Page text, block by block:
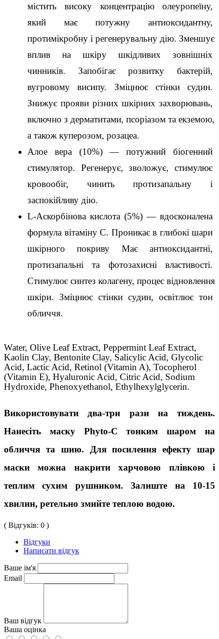
містить високу концентрацію олеуропеїну,
який має потужну антиоксидантну,
протимікробну і регенерувальну дію. Зменшує
вплив на шкіру шкідливих зовнішніх
чинників. Запобігає розвитку бактерій,
вугровому висипу. Зміцнює стінки судин.
Знижує прояви різних шкірних захворювань,
включно з дерматитами, псоріазом та екземою,
а також куперозом, розацеа.
Алое вера (10%) — потужний біогенний
стимулятор. Регенерує, зволожує, стимулює
кровообіг, чинить протизапальну і
заспокійливу дію.
L-Аскорбінова кислота (5%) — вдосконалена
формула вітаміну С. Проникає в глибокі шари
шкірного покриву Має антиоксидантні,
протизапальні та фотозахисні властивості.
Стимулює синтез колагену, процес відновлення
шкіри. Зміцнює стінки судин, освітлює тон
обличчя.
Water, Olive Leaf Extract, Peppermint Leaf Extract,
Kaolin Clay, Bentonite Clay, Salicylic Acid, Glycolic
Acid, Lactic Acid, Retinol (Vitamin A), Tocopherol
(Vitamin E), Hyaluronic Acid, Citric Acid, Sodium
Hydroxide, Phenoxyethanol, Ethylhexylglycerin.
Використовувати два-три рази на тиждень.
Нанесіть маску Phyto-C тонким шаром на
обличчя та шию. Для посилення ефекту шар
маски можна накрити харчовою плівкою і
теплим сухим рушником. Залиште на 10-15
хвилин, ретельно змийте теплою водою.
( Відгуків: 0 )
Відгуки
Написати відгук
Ваше ім'я
Email
Ваш відгук
Ваша оцінка